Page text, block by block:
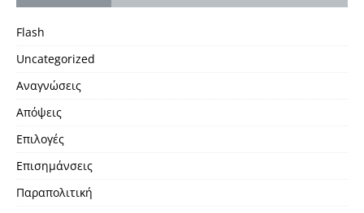
Flash
Uncategorized
Αναγνώσεις
Απόψεις
Επιλογές
Επισημάνσεις
Παραπολιτική